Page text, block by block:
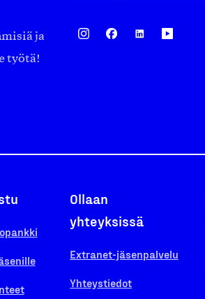
ja
työtä!
Ollaan
yhteyksissä
Extranet-jäsenpalvelu
Yhteystiedot